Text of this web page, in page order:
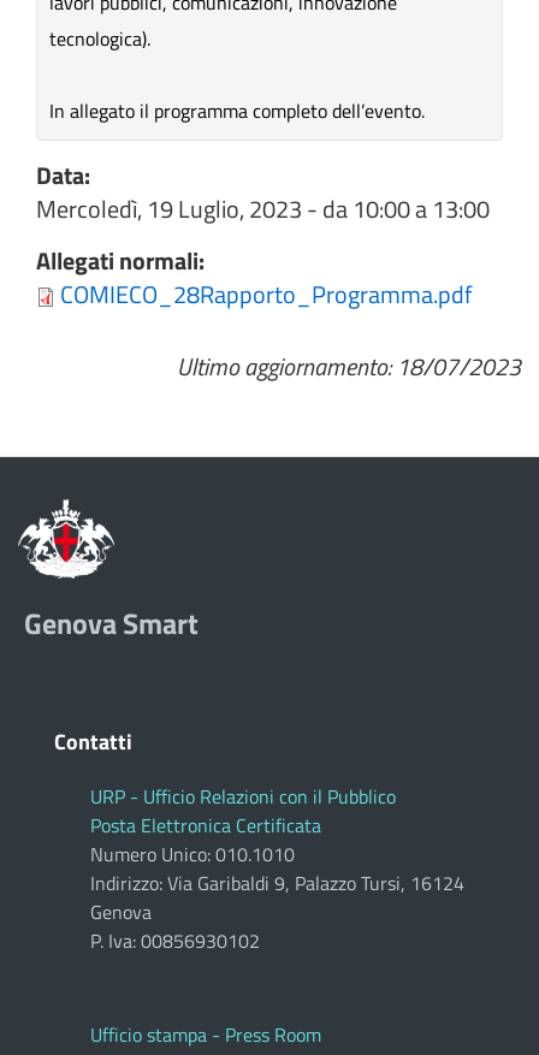
tecnologica).
In allegato il programma completo dell’evento.
Data:
Mercoledì, 19 Luglio, 2023 -da10:00a13:00
Allegati normali:
COMIECO_28Rapporto_Programma.pdf
Ultimo aggiornamento: 18/07/2023
Genova Smart
Contatti
URP - Ufficio Relazioni con il Pubblico
Posta Elettronica Certificata
Numero Unico: 010.1010
Indirizzo: Via Garibaldi 9, Palazzo Tursi, 16124
Genova
P. Iva: 00856930102
Ufficio stampa - Press Room